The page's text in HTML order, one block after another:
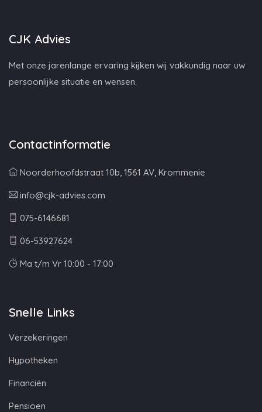
CJK Advies
Met onze jarenlange ervaring kijken wij vakkundig naar uw
persoonlijke situatie en wensen.
Contactinformatie
Noorderhoofdstraat 10b, 1561 AV, Krommenie
info@cjk-advies.com
075-6146681
06-53927624
Ma t/m Vr 10:00 - 17:00
Snelle Links
Verzekeringen
Hypotheken
Financiën
Pensioen